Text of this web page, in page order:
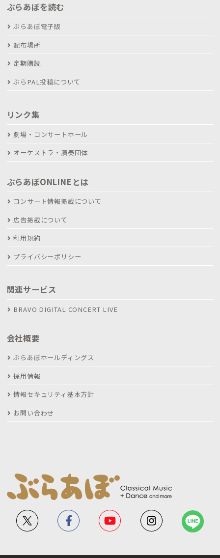
ぶらあぼを読む
ぶらあぼ電子版
配布場所
定期購読
ぶらPAL投稿について
リンク集
劇場・コンサートホール
オーケストラ・演奏団体
ぶらあぼONLINEとは
コンサート情報掲載について
広告掲載について
利用規約
プライバシーポリシー
関連サービス
BRAVO DIGITAL CONCERT LIVE
会社概要
ぶらあぼホールディングス
採用情報
情報セキュリティ基本方針
お問い合わせ